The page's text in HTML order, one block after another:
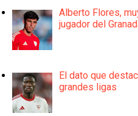
Alberto Flores,
jugador del
El dato que
grandes ligas